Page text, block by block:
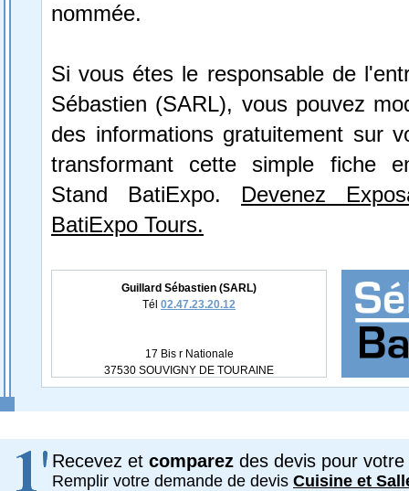
nommée.
Si vous étes le responsable de
Sébastien (SARL), vous pouvez
des informations gratuitement sur
transformant cette simple fiche
Stand BatiExpo. Devenez
BatiExpo Tours.
Guillard Sébastien (SARL)
Tél 02.47.23.20.12
17 Bis r Nationale
37530 SOUVIGNY DE TOURAINE
Recevez et comparez des devis pour votre
Remplir votre demande de devis Cuisine et